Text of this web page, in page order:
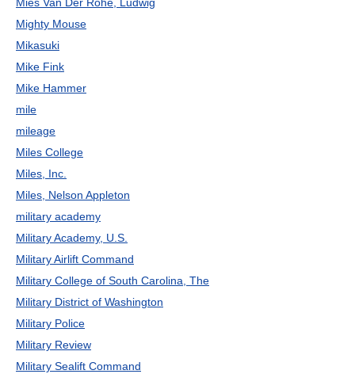
Mighty Mouse
Mikasuki
Mike Fink
Mike Hammer
mile
mileage
Miles College
Miles, Inc.
Miles, Nelson Appleton
military academy
Military Academy, U.S.
Military Airlift Command
Military College of South Carolina, The
Military District of Washington
Military Police
Military Review
Military Sealift Command